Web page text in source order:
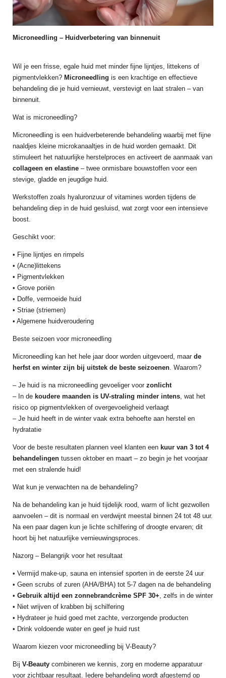
Microneedling – Huidverbetering van binnenuit
Wil je een frisse, egale huid met minder fijne lijntjes, littekens of
pigmentvlekken? Microneedling is een krachtige en effectieve
behandeling die je huid vernieuwt, verstevigt en laat stralen – van
binnenuit.
Wat is microneedling?
Microneedling is een huidverbeterende behandeling waarbij met fijne
naaldjes kleine microkanaaltjes in de huid worden gemaakt. Dit
stimuleert het natuurlijke herstelproces en activeert de aanmaak van
collageen en elastine – twee onmisbare bouwstoffen voor een
stevige, gladde en jeugdige huid.
Werkstoffen zoals hyaluronzuur of vitamines worden tijdens de
behandeling diep in de huid gesluisd, wat zorgt voor een intensieve
boost.
Geschikt voor:
• Fijne lijntjes en rimpels
• (Acne)littekens
• Pigmentvlekken
• Grove poriën
• Doffe, vermoeide huid
• Striae (striemen)
• Algemene huidveroudering
Beste seizoen voor microneedling
Microneedling kan het hele jaar door worden uitgevoerd, maar de
herfst en winter zijn bij uitstek de beste seizoenen . Waarom?
– Je huid is na microneedling gevoeliger voor zonlicht
– In de koudere maanden is UV-straling minder intens , wat het
risico op pigmentvlekken of overgevoeligheid verlaagt
– Je huid heeft in de winter vaak extra behoefte aan herstel en
hydratatie
Voor de beste resultaten plannen veel klanten een kuur van 3 tot 4
behandelingen tussen oktober en maart – zo begin je het voorjaar
met een stralende huid!
Wat kun je verwachten na de behandeling?
Na de behandeling kan je huid tijdelijk rood, warm of licht gezwollen
aanvoelen – dit is normaal en verdwijnt meestal binnen 24 tot 48 uur.
Na een paar dagen kun je lichte schilfering of droogte ervaren; dit
hoort bij het natuurlijke vernieuwingsproces.
Nazorg – Belangrijk voor het resultaat
• Vermijd make-up, sauna en intensief sporten in de eerste 24 uur
• Geen scrubs of zuren (AHA/BHA) tot 5-7 dagen na de behandeling
• Gebruik altijd een zonnebrandcrème SPF 30+ , zelfs in de winter
• Niet wrijven of krabben bij schilfering
• Hydrateer je huid goed met zachte, verzorgende producten
• Drink voldoende water en geef je huid rust
Waarom kiezen voor microneedling bij V-Beauty?
Bij V-Beauty combineren we kennis, zorg en moderne apparatuur
voor zichtbaar resultaat. Iedere behandeling wordt afgestemd op